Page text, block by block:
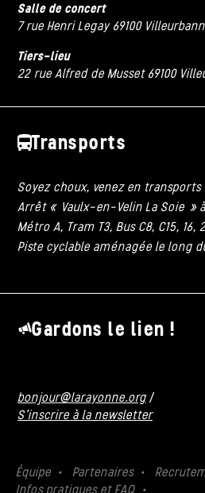
Salle de concert
7 rue Henri Legay 69100
Tiers-lieu
22 rue Alfred de Musset 69100
Transports
Soyez choux, venez en transports
Arrêt « Vaulx-en-Velin La Soie »
Métro A, Tram T3, Bus C8, C15, 16,
Piste cyclable aménagée le long
Gardons le lien !
bonjour@larayonne.org /
S'inscrire à la newsletter
Équipe Partenaires
Infos pratiques et FAQ